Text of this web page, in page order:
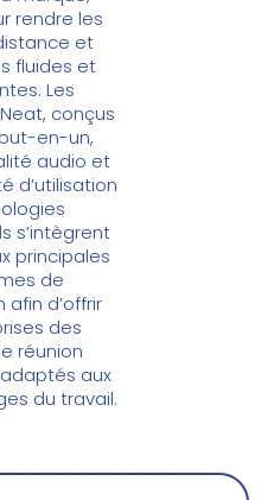
rendre les
et
fluides et
Les
conçus
en-un,
audio et
d’utilisation
s’intègrent
principales
de
d’offrir
des
réunion
aux
du travail.